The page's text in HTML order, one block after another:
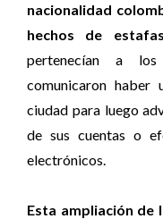
nacionalidad
hechos de
pertenecían a los
comunicaron haber
ciudad para luego
de sus cuentas o
electrónicos.
Esta ampliación de